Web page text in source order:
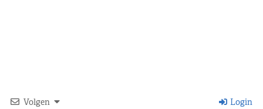
Volgen Login